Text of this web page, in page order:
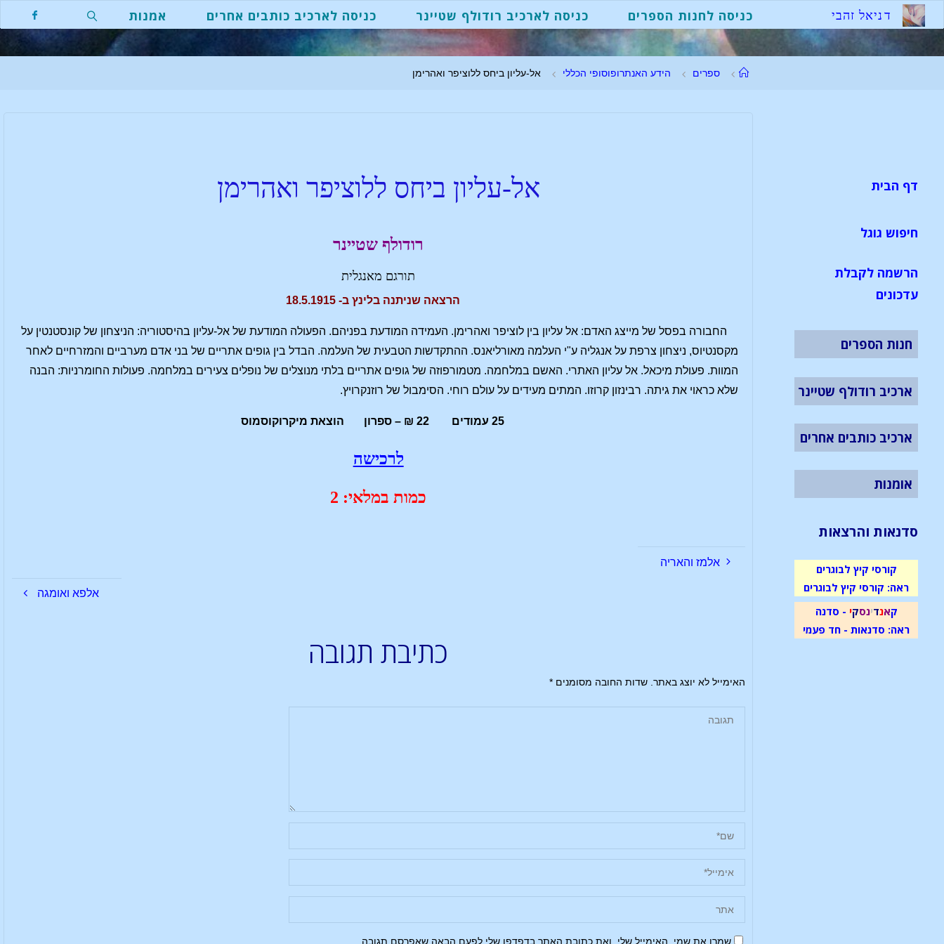
דניאל זהבי כניסה לחנות הספרים כניסה לארכיב רודולף שטיינר כניסה לארכיב כותבים אחרים אמנות
ספרים הידע האנתרופוסופי הכללי אל-עליון ביחס ללוציפר ואהרימן
אל-עליון ביחס ללוציפר ואהרימן
רודולף שטיינר
תורגם מאנגלית
הרצאה שניתנה בלינץ ב- 18.5.1915
החבורה בפסל של מייצג האדם: אל עליון בין לוציפר ואהרימן. העמידה המודעת בפניהם. הפעולה המודעת של אל-עליון בהיסטוריה: הניצחון של קונסטנטין על
מקסנטיוס, ניצחון צרפת על אנגליה ע"י העלמה מאורליאנס. ההתקדשות הטבעית של העלמה. הבדל בין גופים אתריים של בני אדם מערביים והמזרחיים לאחר
המוות. פעולת מיכאל. אל עליון האתרי. האשם במלחמה. מטמורפוזה של גופים אתריים בלתי מנוצלים של נופלים צעירים במלחמה. פעולות החומרניות: הבנה
שלא כראוי את גיתה. רבינזון קרוזו. המתים מעידים על עולם רוחי. הסימבול של רוזנקרויץ.
25 עמודים 22 ₪ – ספרון הוצאת מיקרוקוסמוס
לרכישה
כמות במלאי: 2
אלמז והאריה
אלפא ואומגה
כתיבת תגובה
האימייל לא יוצג באתר. שדות החובה מסומנים*
שמרו את שמי, האימייל שלי, ואת כתובת האתר בדפדפן שלי לפעם הבאה שאפרסם תגובה.
דף הבית
חיפוש גוגל
הרשמה לקבלת
עדכונים
חנות הספרים
ארכיב רודולף שטיינר
ארכיב כותבים אחרים
אומנות
סדנאות והרצאות
קורסי קיץ לבוגרים
ראה: קורסי קיץ לבוגרים
קאנדינסקי - סדנה
ראה: סדנאות - חד פעמי